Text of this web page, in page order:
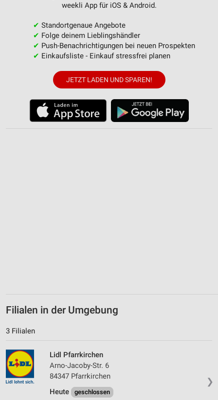
weekli App für iOS & Android.
✔ Standortgenaue Angebote
✔ Folge deinem Lieblingshändler
✔ Push-Benachrichtigungen bei neuen Prospekten
✔ Einkaufsliste - Einkauf stressfrei planen
JETZT LADEN UND SPAREN!
Filialen in der Umgebung
3 Filialen
❯
Lidl Pfarrkirchen
Arno-Jacoby-Str. 6
84347 Pfarrkirchen
Heute
geschlossen
Verwendung von Profilen zur Auswahl
Messung der Werbeleistung
Messung der Performance von Inhalten
Analyse von Zielgruppen durch Statistiken oder
Kombinationen von Daten aus verschiedenen
Entwicklung und Verbesserung der Angebote